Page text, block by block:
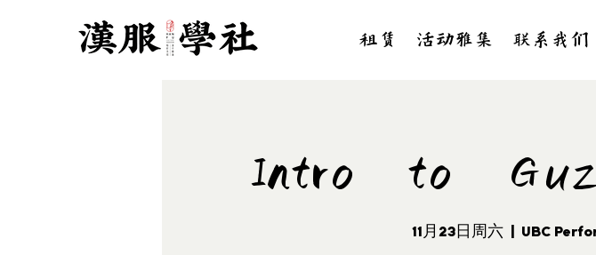
租赁 活动雅集 联系我们
Intro to
11月23日周六
  |
UBC